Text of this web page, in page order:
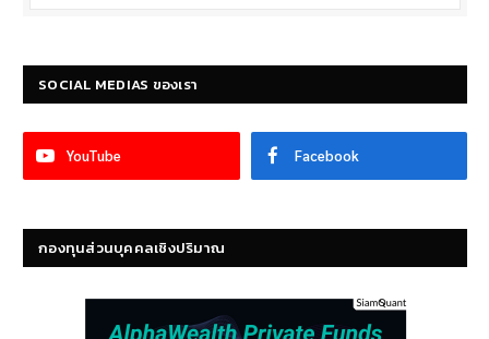
SOCIAL MEDIAS ของเรา
YouTube Facebook
กองทุนส่วนบุคคลเชิงปริมาณ